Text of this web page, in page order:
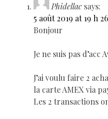
Phidellac says:
5 août 2019 at 19 h
Bonjour
Je ne suis pas d’acc
J’ai voulu faire 2
la carte AMEX via
Les 2 transactions